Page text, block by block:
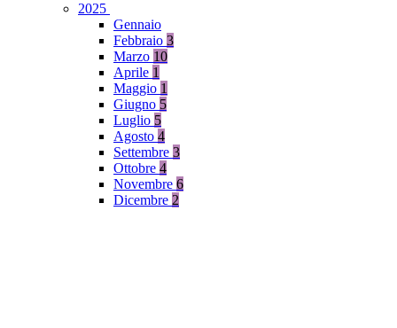
2025
Gennaio
Febbraio 3
Marzo 10
Aprile 1
Maggio 1
Giugno 5
Luglio 5
Agosto 4
Settembre 3
Ottobre 4
Novembre 6
Dicembre 2